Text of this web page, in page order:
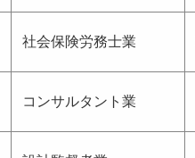
社会保険労務士業
コンサルタント業